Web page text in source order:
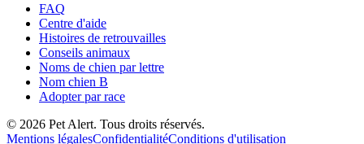
FAQ
Centre d'aide
Histoires de retrouvailles
Conseils animaux
Noms de chien par lettre
Nom chien B
Adopter par race
© 2026 Pet Alert. Tous droits réservés.
Mentions légalesConfidentialitéConditions d'utilisation